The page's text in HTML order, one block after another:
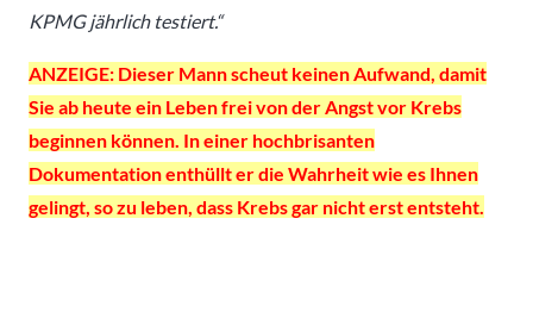
KPMG jährlich testiert.“
ANZEIGE: Dieser Mann scheut keinen Aufwand, damit
Sie ab heute ein Leben frei von der Angst vor Krebs
beginnen können. In einer hochbrisanten
Dokumentation enthüllt er die Wahrheit wie es Ihnen
gelingt, so zu leben, dass Krebs gar nicht erst entsteht.